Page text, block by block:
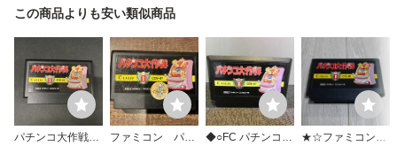
この商品よりも安い類似商品
パチンコ大作戦
ファミコン パチ
◆○FC パチンコ大
★☆ファミコンソ